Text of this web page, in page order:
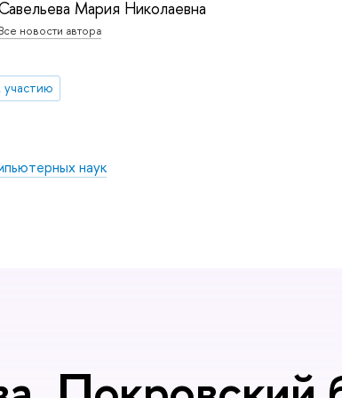
Мария Николаевна
Все новости автора
участию
наук